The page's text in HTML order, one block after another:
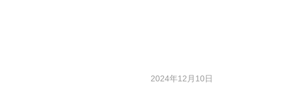
2024年12月10日